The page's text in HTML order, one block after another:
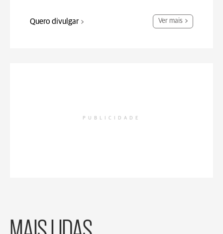
Quero divulgar Ver mais
PUBLICIDADE
MAIS LIDAS